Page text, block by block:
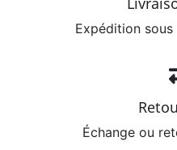
Expédition
Échange ou